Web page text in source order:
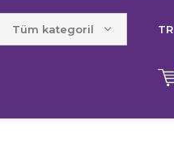
Tüm kategoriler TR